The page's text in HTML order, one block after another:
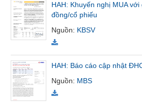
HAH: Khuyến nghị MUA
đồng/cổ phiếu
Nguồn: KBSV
HAH: Báo cáo cập nhật
Nguồn: MBS
TIỆN
ÍCH
BẤT
ĐỘNG